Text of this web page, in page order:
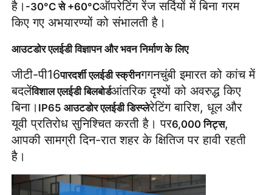
है। -30°C से +60°Cऑपरेटिंग रेंज सर्दियों में बिना गरम
किए गए अभयारण्यों को संभालती है।
आउटडोर एलईडी विज्ञापन और भवन निर्माण के लिए
जीटी-पी16पारदर्शी एलईडी स्क्रीनगगनचुंबी इमारत को कांच में
बदलेंविशाल एलईडी बिलबोर्डआंतरिक दृश्यों को अवरुद्ध किए
बिना। IP65 आउटडोर एलईडी डिस्प्लेरेटिंग बारिश, धूल और
यूवी प्रतिरोध सुनिश्चित करती है। पर6,000 निट्स,
आपकी सामग्री दिन-रात शहर के क्षितिज पर हावी रहती
है।